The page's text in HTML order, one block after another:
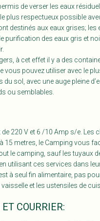
de verser les eaux
plus respectueux possible
destinés aux eaux grises;
purification des eaux gris et
à cet effet il y a des
vous pouvez utiliser avec le
sol, avec une auge pleine
ou semblables.
de 220 V et 6 /10 Amp s/e.
metres, le Camping vous
le camping, sauf les
utilisant ces services dans
à seul fin alimentaire, pas
et les ustensiles de
COURRIER: